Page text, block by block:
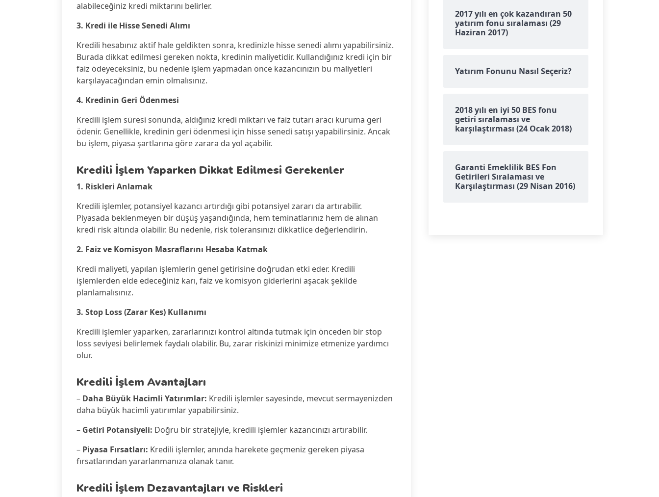
alabileceğiniz kredi miktarını belirler.
3. Kredi ile Hisse Senedi Alımı
Kredili hesabınız aktif hale geldikten sonra, kredinizle hisse senedi alımı yapabilirsiniz.
Burada dikkat edilmesi gereken nokta, kredinin maliyetidir. Kullandığınız kredi için bir
faiz ödeyeceksiniz, bu nedenle işlem yapmadan önce kazancınızın bu maliyetleri
karşılayacağından emin olmalısınız.
4. Kredinin Geri Ödenmesi
Kredili işlem süresi sonunda, aldığınız kredi miktarı ve faiz tutarı aracı kuruma geri
ödenir. Genellikle, kredinin geri ödenmesi için hisse senedi satışı yapabilirsiniz. Ancak
bu işlem, piyasa şartlarına göre zarara da yol açabilir.
Kredili İşlem Yaparken Dikkat Edilmesi Gerekenler
1. Riskleri Anlamak
Kredili işlemler, potansiyel kazancı artırdığı gibi potansiyel zararı da artırabilir.
Piyasada beklenmeyen bir düşüş yaşandığında, hem teminatlarınız hem de alınan
kredi risk altında olabilir. Bu nedenle, risk toleransınızı dikkatlice değerlendirin.
2. Faiz ve Komisyon Masraflarını Hesaba Katmak
Kredi maliyeti, yapılan işlemlerin genel getirisine doğrudan etki eder. Kredili
işlemlerden elde edeceğiniz karı, faiz ve komisyon giderlerini aşacak şekilde
planlamalısınız.
3. Stop Loss (Zarar Kes) Kullanımı
Kredili işlemler yaparken, zararlarınızı kontrol altında tutmak için önceden bir stop
loss seviyesi belirlemek faydalı olabilir. Bu, zarar riskinizi minimize etmenize yardımcı
olur.
Kredili İşlem Avantajları
– Daha Büyük Hacimli Yatırımlar: Kredili işlemler sayesinde, mevcut sermayenizden
daha büyük hacimli yatırımlar yapabilirsiniz.
– Getiri Potansiyeli: Doğru bir stratejiyle, kredili işlemler kazancınızı artırabilir.
– Piyasa Fırsatları: Kredili işlemler, anında harekete geçmeniz gereken piyasa
fırsatlarından yararlanmanıza olanak tanır.
Kredili İşlem Dezavantajları ve Riskleri
2017 yılı en çok kazandıran 50
yatırım fonu sıralaması (29
Haziran 2017)
Yatırım Fonunu Nasıl Seçeriz?
2018 yılı en iyi 50 BES fonu
getiri sıralaması ve
karşılaştırması (24 Ocak 2018)
Garanti Emeklilik BES Fon
Getirileri Sıralaması ve
Karşılaştırması (29 Nisan 2016)